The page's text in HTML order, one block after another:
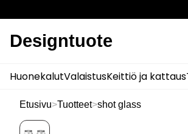
Designtuote
HuonekalutValaistusKeittiö ja kattaus
Etusivu>Tuotteet>shot glass